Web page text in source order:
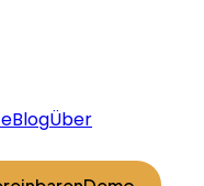
BlogÜber